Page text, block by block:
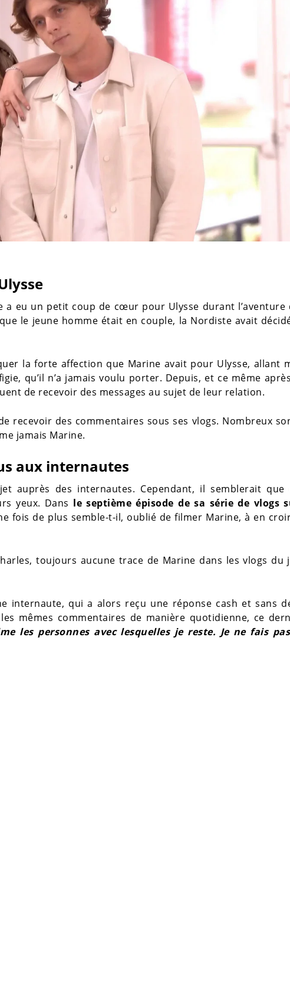
a eu un petit coup de cœur pour Ulysse durant l’aventure
le jeune homme était en couple, la Nordiste avait
la forte affection que Marine avait pour Ulysse, allant
qu’il n’a jamais voulu porter. Depuis, et ce même
de recevoir des messages au sujet de leur relation.
recevoir des commentaires sous ses vlogs. Nombreux
jamais Marine.
aux internautes
auprès des internautes. Cependant, il semblerait que
yeux. Dans le septième épisode de sa série de vlogs
fois de plus semble-t-il, oublié de filmer Marine, à en
toujours aucune trace de Marine dans les vlogs du
internaute, qui a alors reçu une réponse cash et sans
mêmes commentaires de manière quotidienne, ce
les personnes avec lesquelles je reste. Je ne fais